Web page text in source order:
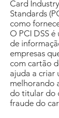
Card
Standards
como
O PCI DSS
de
empresas
com cartão
ajuda a criar
melhorando
do titular do
fraude do